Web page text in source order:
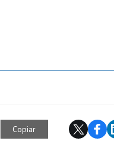
Copiar